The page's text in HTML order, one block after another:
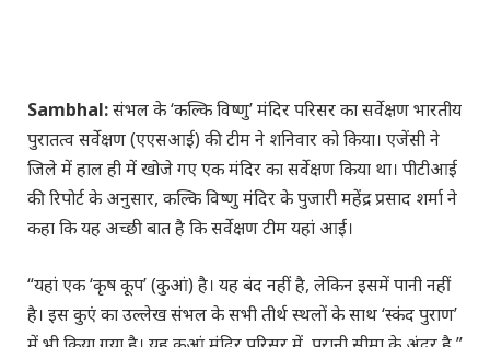
Sambhal:संभल के ‘कल्कि विष्णु’ मंदिर परिसर का सर्वेक्षण भारतीय
पुरातत्व सर्वेक्षण (एएसआई) की टीम ने शनिवार को किया। एजेंसी ने
जिले में हाल ही में खोजे गए एक मंदिर का सर्वेक्षण किया था। पीटीआई
की रिपोर्ट के अनुसार, कल्कि विष्णु मंदिर के पुजारी महेंद्र प्रसाद शर्मा ने
कहा कि यह अच्छी बात है कि सर्वेक्षण टीम यहां आई।
“यहां एक ‘कृष कूप’ (कुआं) है। यह बंद नहीं है, लेकिन इसमें पानी नहीं
है। इस कुएं का उल्लेख संभल के सभी तीर्थ स्थलों के साथ ‘स्कंद पुराण’